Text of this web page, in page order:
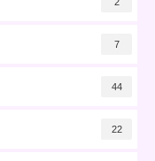
7
44
22